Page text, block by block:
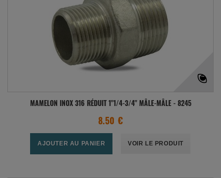
MAMELON INOX 316 RÉDUIT 1"1/4-3/4" MÂLE-MÂLE - 8245
8.50 €
AJOUTER AU PANIER VOIR LE PRODUIT